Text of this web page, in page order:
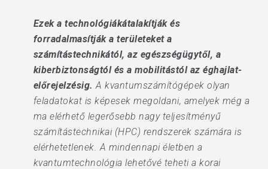
Ezek a technológiákátalakítják és
forradalmasítják a területeket a
számítástechnikától, az egészségügytől, a
kiberbiztonságtól és a mobilitástól az éghajlat-
előrejelzésig.A kvantumszámítógépek olyan
feladatokat is képesek megoldani, amelyek még a
ma elérhető legerősebb nagy teljesítményű
számítástechnikai (HPC) rendszerek számára is
elérhetetlenek. A mindennapi életben a
kvantumtechnológia lehetővé teheti a korai